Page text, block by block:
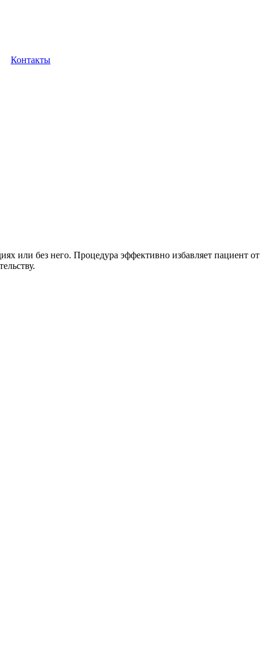
Контакты
или без него. Процедура эффективно избавляет пациент от